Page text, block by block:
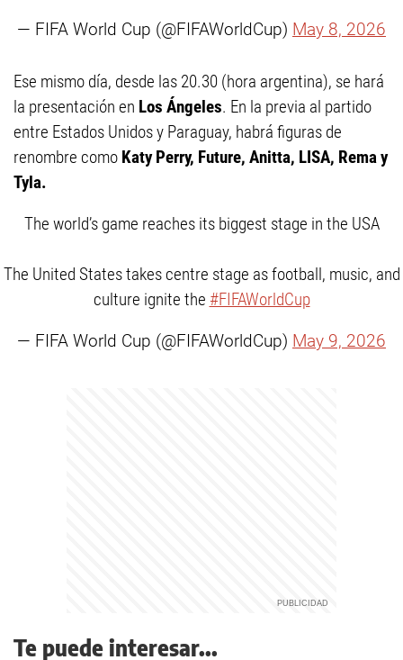
— FIFA World Cup (@FIFAWorldCup) May 8, 2026
Ese mismo día, desde las 20.30 (hora argentina), se hará
la presentación en Los Ángeles. En la previa al partido
entre Estados Unidos y Paraguay, habrá figuras de
renombre como Katy Perry, Future, Anitta, LISA, Rema y
Tyla.
The world’s game reaches its biggest stage in the USA
The United States takes centre stage as football, music, and
culture ignite the #FIFAWorldCup
— FIFA World Cup (@FIFAWorldCup) May 9, 2026
Te puede interesar...